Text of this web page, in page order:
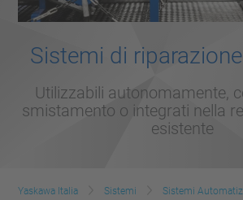
Sistemi di
Utilizzabili autonomamente,
smistamento o integrati nella
esistente
Yaskawa Italia Sistemi
Sistemi